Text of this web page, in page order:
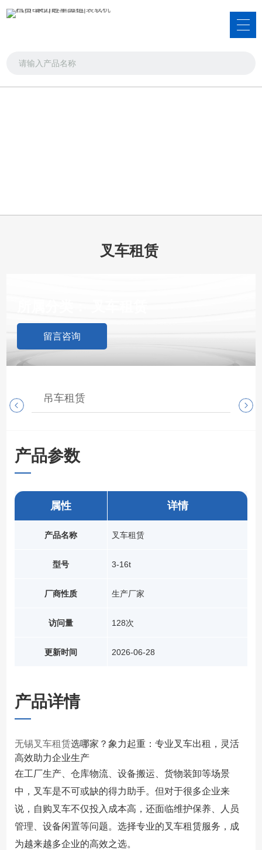
叉车租赁
留言咨询
吊车租赁 随
产品参数
属性
产品名称
型号
厂商性质
访问量
更新时间
详情
叉车租赁
3-16t
生产厂家
128次
2026-06-28
产品详情
无锡叉车租赁选哪家？象力起重：专业叉车出租，灵活
高效助力企业生产
在工厂生产、仓库物流、设备搬运、货物装卸等场景
中，叉车是不可或缺的得力助手。但对于很多企业来
说，自购叉车不仅投入成本高，还面临维护保养、人员
管理、设备闲置等问题。选择专业的叉车租赁服务，成
为越来越多企业的高效之选。